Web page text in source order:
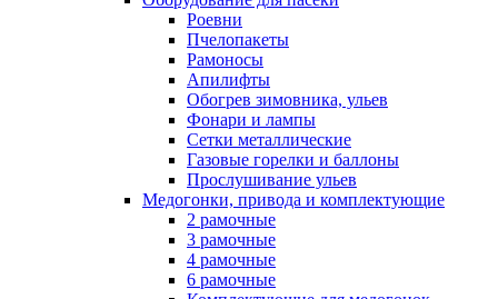
Роевни
Пчелопакеты
Рамоносы
Апилифты
Обогрев зимовника, ульев
Фонари и лампы
Сетки металлические
Газовые горелки и баллоны
Прослушивание ульев
Медогонки, привода и комплектующие
2 рамочные
3 рамочные
4 рамочные
6 рамочные